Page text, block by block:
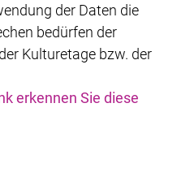
der Daten die
bedürfen der
Kulturetage bzw. der
erkennen Sie diese